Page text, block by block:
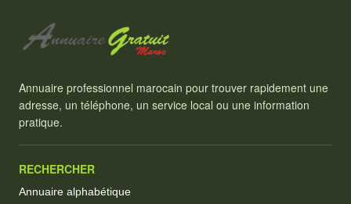
Annuaire professionnel marocain pour trouver rapidement une
adresse, un téléphone, un service local ou une information
pratique.
RECHERCHER
Annuaire alphabétique